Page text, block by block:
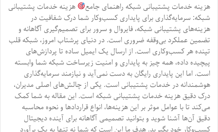
هزینه خدمات پشتیبانی شبکه راهنمای جامع
هزینه خدمات پشتیبانی
شبکه: سرمایه‌گذاری برای پایداری کسب‌وکار شما درک شفافیت در
هزینه‌های پشتیبانی شبکه، فایروال و سرور برای تصمیم‌گیری آگاهانه و
تضمین عملکرد بی‌وقفه ضروری است. در دنیای پرشتاب امروز، شبکه قلب
تپنده هر کسب‌وکاری است. از ارسال یک ایمیل ساده تا پردازش‌های
پیچیده داده، همه چیز به پایداری و امنیت زیرساخت شبکه شما وابسته
است. اما این پایداری رایگان به دست نمی‌آید و نیازمند سرمایه‌گذاری
هوشمندانه در خدمات پشتیبانی است. یکی از چالش‌های اصلی مدیران،
درک دقیق هزینه خدمات پشتیبانی شبکه است. این مقاله به شما کمک
می‌کند تا با عوامل موثر بر این هزینه‌ها، انواع قراردادها و نحوه محاسبه
دقیق آن‌ها آشنا شوید و بتوانید تصمیمی آگاهانه برای آینده دیجیتال
کسب‌وکار خود بگیرید. هدف ما این است که شما نه تنها به یک برآورد